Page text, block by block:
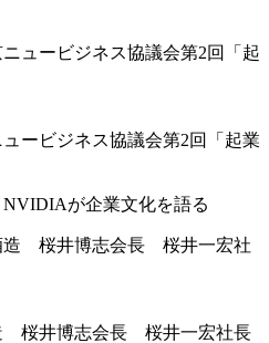
ュービジネス協議会第2回「起業
NVIDIAが企業文化を語る
桜井博志会長 桜井一宏社長